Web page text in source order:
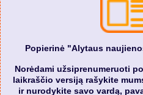
Popierinė "Alytaus
Norėdami užsiprenumeruoti
laikraščio versiją rašykite
ir nurodykite savo vardą,